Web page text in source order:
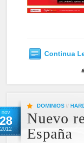
Continua
nov
28
2012
DOMINIOS //
Nuevo
España